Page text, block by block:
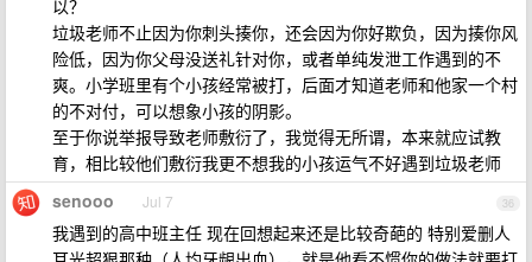
以？
垃圾老师不止因为你刺头揍你，还会因为你好欺负，因为揍你风
险低，因为你父母没送礼针对你，或者单纯发泄工作遇到的不
爽。小学班里有个小孩经常被打，后面才知道老师和他家一个村
的不对付，可以想象小孩的阴影。
至于你说举报导致老师敷衍了，我觉得无所谓，本来就应试教
育，相比较他们敷衍我更不想我的小孩运气不好遇到垃圾老师
36
senooo Jul 7
我遇到的高中班主任 现在回想起来还是比较奇葩的 特别爱删人